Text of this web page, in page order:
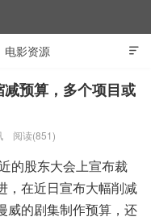

电影资源
预算，多个项目或
阅读(851)
的股东大会上宣布裁
，在近日宣布大幅削减
威的剧集制作预算，还